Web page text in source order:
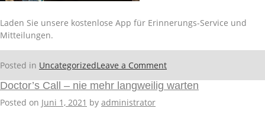
Laden Sie unsere kostenlose App für Erinnerungs-Service und
Mitteilungen.
Posted in UncategorizedLeave a Commenton
App
Doctor’s Call – nie mehr langweilig warten
Posted on Juni 1, 2021 by administrator